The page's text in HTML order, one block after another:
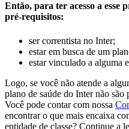
Então, para ter acesso a esse
pré-requisitos:
ser correntista no Inter;
estar em busca de um
estar vinculado a alguma
Logo, se você não atende a
plano de saúde do Inter não são
Você pode contar com nossa
encontrar o que mais encaixa
entidade de classe? Continue a